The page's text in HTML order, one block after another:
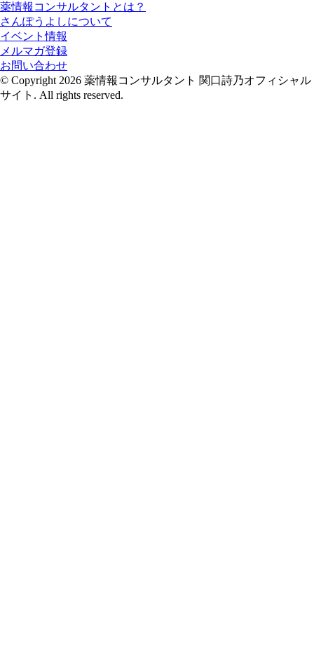
薬情報コンサルタントとは？
さんぽうよしについて
イベント情報
メルマガ登録
お問い合わせ
© Copyright 2026 薬情報コンサルタント 関口詩乃オフィシャル
サイト. All rights reserved.